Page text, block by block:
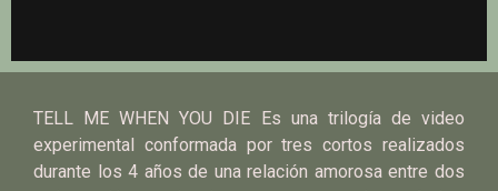
TELL ME WHEN YOU DIE Es una trilogía de video
experimental conformada por tres cortos realizados
durante los 4 años de una relación amorosa entre dos